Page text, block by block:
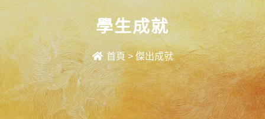
學生成就
首頁 > 傑出成就